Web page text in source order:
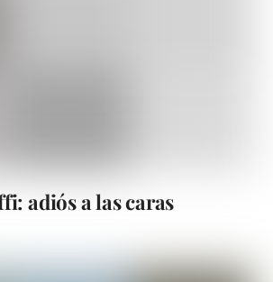
adiós a las caras